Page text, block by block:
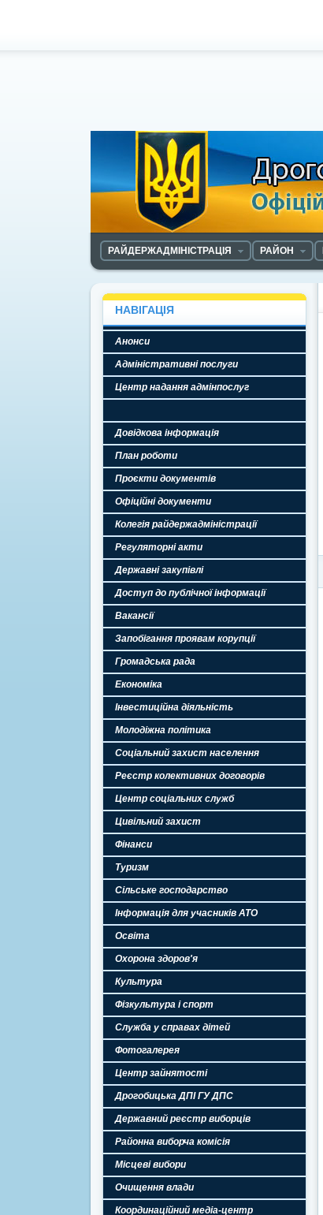
РАЙДЕРЖАДМІНІСТРАЦІЯ РАЙОН
НАВІГАЦІЯ
Анонси
Адміністративні послуги
Центр надання адмінпослуг
Довідкова інформація
План роботи
Проєкти документів
Офіційні документи
Колегія райдержадміністрації
Регуляторні акти
Державні закупівлі
Доступ до публічної інформації
Вакансії
Запобігання проявам корупції
Громадська рада
Економіка
Інвестиційна діяльність
Молодіжна політика
Соціальний захист населення
Реєстр колективних договорів
Центр соціальних служб
Цивільний захист
Фінанси
Туризм
Сільське господарство
Інформація для учасників АТО
Освіта
Охорона здоров'я
Культура
Фізкультура і спорт
Служба у справах дітей
Фотогалерея
Центр зайнятості
Дрогобицька ДПІ ГУ ДПС
Державний реєстр виборців
Районна виборча комісія
Місцеві вибори
Очищення влади
Координаційний медіа-центр